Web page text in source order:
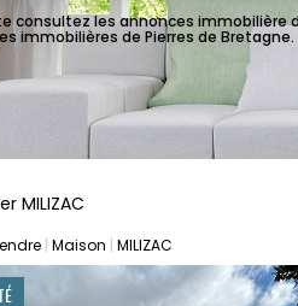
consultez les annonces immobilière
immobilières de Pierres de Bretagne.
MILIZAC
Maison MILIZAC